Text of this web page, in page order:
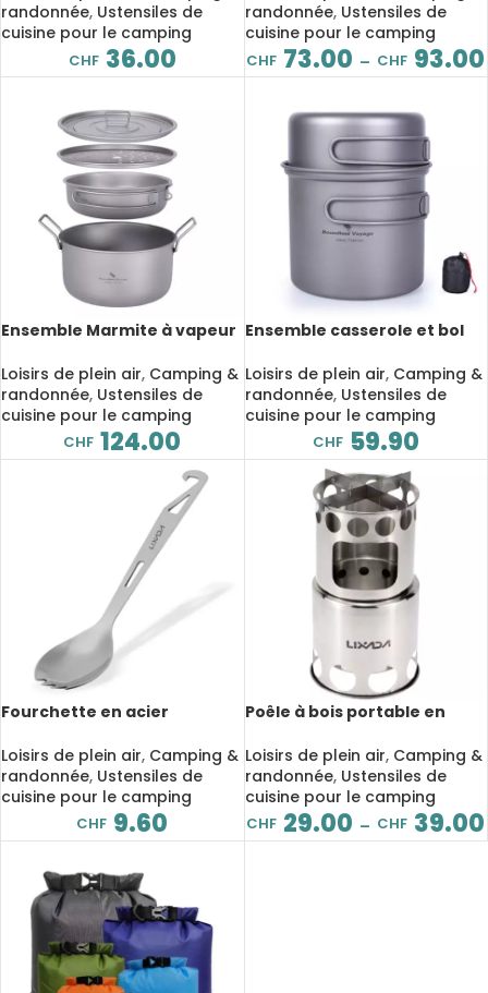
randonnée, Ustensiles de
cuisine pour le camping
CHF 36.00
randonnée, Ustensiles de
cuisine pour le camping
CHF 73.00 – CHF 93.00
Ensemble Marmite à vapeur
couvercle en Titane,
Camping
Loisirs de plein air, Camping &
randonnée, Ustensiles de
cuisine pour le camping
CHF 124.00
Ensemble casserole et bol
ultralégère pour Camping
Loisirs de plein air, Camping &
randonnée, Ustensiles de
cuisine pour le camping
CHF 59.90
Fourchette en acier
avec ouvre-bouteille,
Camping
Loisirs de plein air, Camping &
randonnée, Ustensiles de
cuisine pour le camping
CHF 9.60
Poêle à bois portable en
Loisirs de plein air, Camping &
randonnée, Ustensiles de
cuisine pour le camping
CHF 29.00 – CHF 39.00